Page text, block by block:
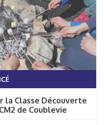
la Classe Découverte
de Coublevie